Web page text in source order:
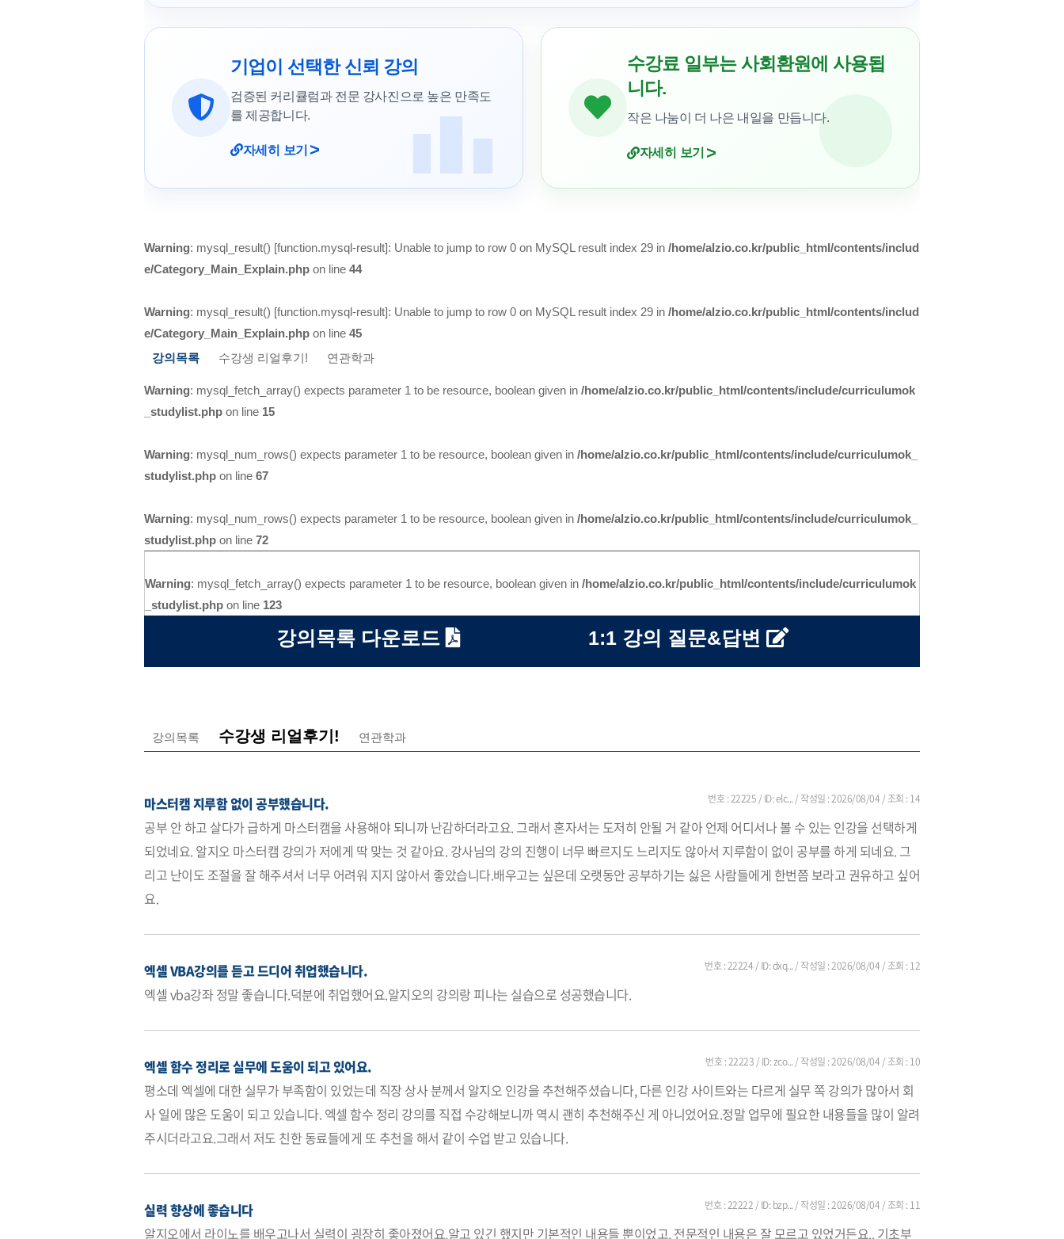
기업이 선택한 신뢰 강의
검증된 커리큘럼과 전문 강사진으로 높은 만족도
를 제공합니다.
자세히 보기 >
수강료 일부는 사회환원에 사용됩
니다.
작은 나눔이 더 나은 내일을 만듭니다.
자세히 보기 >
Warning: mysql_result() [function.mysql-result]: Unable to jump to row 0 on MySQL result index 29 in /home/alzio.co.kr/public_html/contents/includ
e/Category_Main_Explain.php on line 44
Warning: mysql_result() [function.mysql-result]: Unable to jump to row 0 on MySQL result index 29 in /home/alzio.co.kr/public_html/contents/includ
e/Category_Main_Explain.php on line 45
강의목록
수강생 리얼후기! 연관학과
Warning: mysql_fetch_array() expects parameter 1 to be resource, boolean given in /home/alzio.co.kr/public_html/contents/include/curriculumok
_studylist.php on line 15
Warning: mysql_num_rows() expects parameter 1 to be resource, boolean given in /home/alzio.co.kr/public_html/contents/include/curriculumok_
studylist.php on line 67
Warning: mysql_num_rows() expects parameter 1 to be resource, boolean given in /home/alzio.co.kr/public_html/contents/include/curriculumok_
studylist.php on line 72
Warning: mysql_fetch_array() expects parameter 1 to be resource, boolean given in /home/alzio.co.kr/public_html/contents/include/curriculumok
_studylist.php on line 123
강의목록 다운로드 1:1 강의 질문&답변
강의목록 수강생 리얼후기! 연관학과